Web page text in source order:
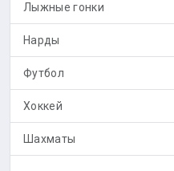
Лыжные гонки
Нарды
Футбол
Хоккей
Шахматы